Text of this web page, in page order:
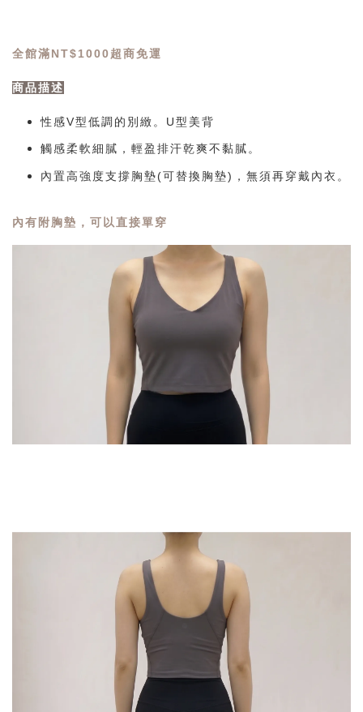
全館滿NT$1000超商免運
商品描述
性感V型低調的別緻。U型美背
觸感柔軟細膩，輕盈排汗乾爽不黏膩。
內置高強度支撐胸墊(可替換胸墊)，無須再穿戴內衣。
內有附胸墊，可以直接單穿